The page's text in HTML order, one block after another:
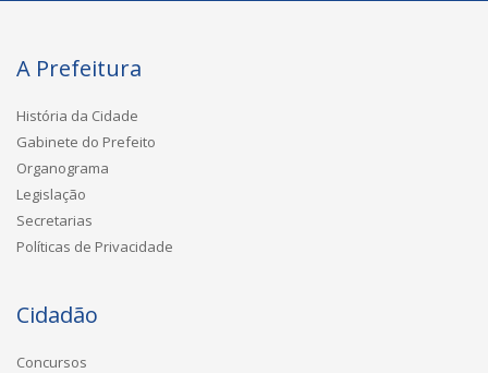
A Prefeitura
História da Cidade
Gabinete do Prefeito
Organograma
Legislação
Secretarias
Políticas de Privacidade
Cidadão
Concursos